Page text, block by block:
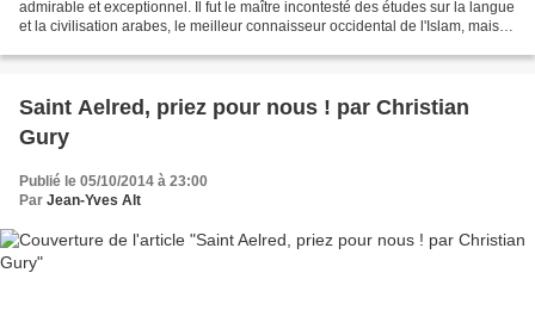
admirable et exceptionnel. Il fut le maître incontesté des études sur la langue
et la civilisation arabes, le meilleur connaisseur occidental de l'Islam, mais il
Saint Aelred, priez pour nous ! par Christian
Gury
Publié le 05/10/2014 à 23:00
Par Jean-Yves Alt